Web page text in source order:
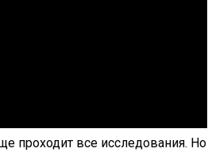
проходит все исследования. Но